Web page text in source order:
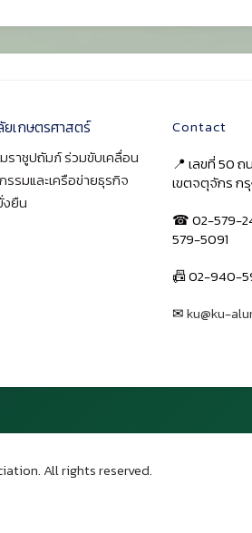
เกษตรศาสตร์
ราชูปถัมภ์ ร่วมขับเคลื่อน
รมและเครือข่ายธุรกิจ
ยืน
Contact
📍 เลขที่ 50
เขตจตุจักร ก
☎ 02-579-
579-5091
📠 02-940-
✉ku@ku-
All rights reserved.